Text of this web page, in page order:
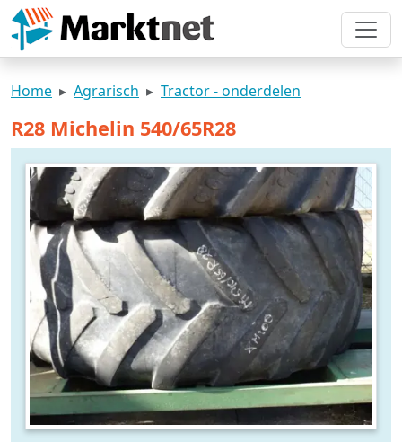
Home Agrarisch Tractor - onderdelen
R28 Michelin 540/65R28